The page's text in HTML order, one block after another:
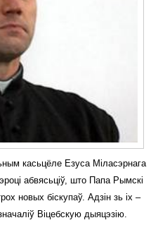
касьцёле Езуса Міласэрнага
абвясьціў, што Папа Рымскі
новых біскупаў. Адзін зь іх –
Віцебскую дыяцэзію.